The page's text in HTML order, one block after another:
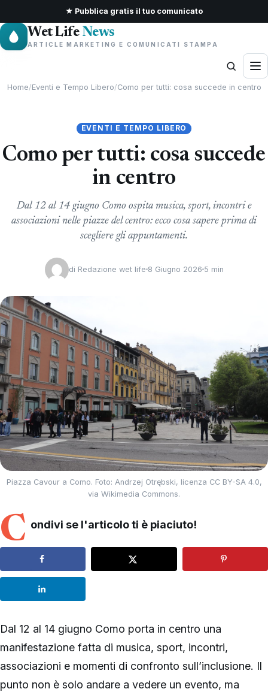
★ Pubblica gratis il tuo comunicato
Wet Life News
ARTICLE MARKETING E COMUNICATI STAMPA
Home/Eventi e Tempo Libero/Como per tutti: cosa succede in centro
EVENTI E TEMPO LIBERO
Como per tutti: cosa succede
in centro
Dal 12 al 14 giugno Como ospita musica, sport, incontri e
associazioni nelle piazze del centro: ecco cosa sapere prima di
scegliere gli appuntamenti.
di Redazione wet life 8 Giugno 2026 5 min
Piazza Cavour a Como. Foto: Andrzej Otrębski, licenza CC BY-SA 4.0,
via Wikimedia Commons.
C ondivi se l'articolo ti è piaciuto!
Dal 12 al 14 giugno Como porta in centro una
manifestazione fatta di musica, sport, incontri,
associazioni e momenti di confronto sull’inclusione. Il
punto non è solo andare a vedere un evento, ma